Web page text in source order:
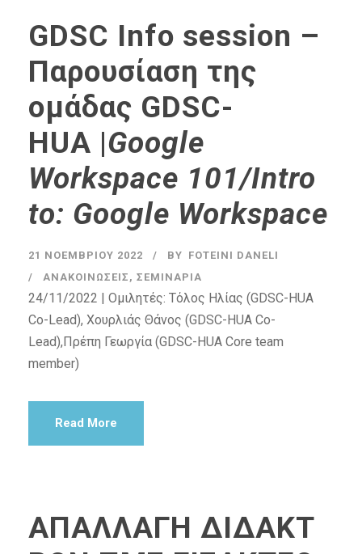
GDSC Info session –
Παρουσίαση της
ομάδας GDSC-
HUA |Google
Workspace 101/Intro
to: Google Workspace
21 ΝΟΕΜΒΡΊΟΥ 2022 BY FOTEINI DANELI
ΑΝΑΚΟΙΝΏΣΕΙΣ , ΣΕΜΙΝΆΡΙΑ
24/11/2022 | Ομιλητές: Τόλος Ηλίας (GDSC-HUA
Co-Lead), Χουρλιάς Θάνος (GDSC-HUA Co-
Lead),Πρέπη Γεωργία (GDSC-HUA Core team
member)
Read More
ΑΠΑΛΛΑΓΗ ΔΙΔΑΚΤ